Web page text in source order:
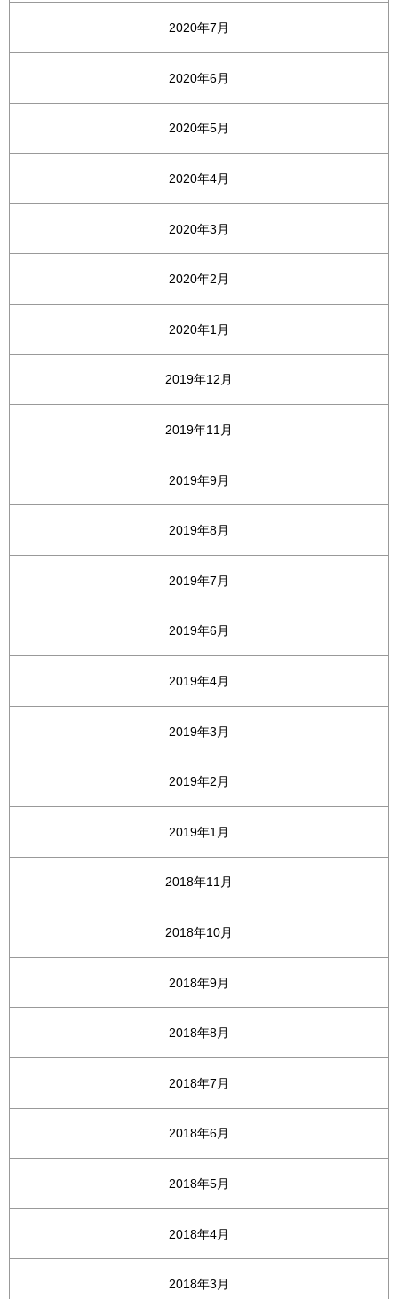
2020年7月
2020年6月
2020年5月
2020年4月
2020年3月
2020年2月
2020年1月
2019年12月
2019年11月
2019年9月
2019年8月
2019年7月
2019年6月
2019年4月
2019年3月
2019年2月
2019年1月
2018年11月
2018年10月
2018年9月
2018年8月
2018年7月
2018年6月
2018年5月
2018年4月
2018年3月